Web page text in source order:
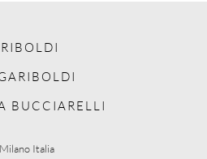
BUCCIARELLI
Italia